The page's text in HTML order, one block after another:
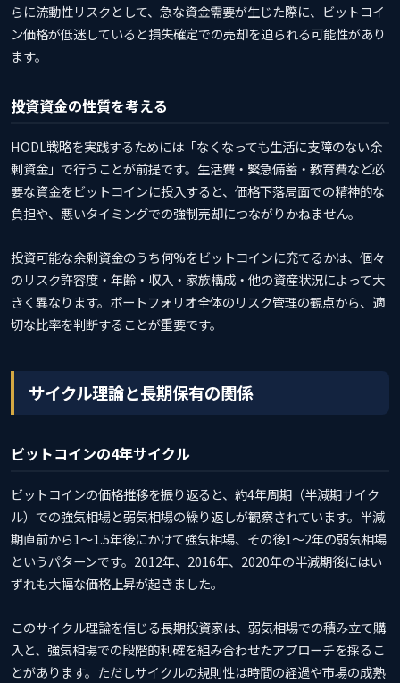
らに流動性リスクとして、急な資金需要が生じた際に、ビットコイ
ン価格が低迷していると損失確定での売却を迫られる可能性があり
ます。
投資資金の性質を考える
HODL戦略を実践するためには「なくなっても生活に支障のない余
剰資金」で行うことが前提です。生活費・緊急備蓄・教育費など必
要な資金をビットコインに投入すると、価格下落局面での精神的な
負担や、悪いタイミングでの強制売却につながりかねません。
投資可能な余剰資金のうち何%をビットコインに充てるかは、個々
のリスク許容度・年齢・収入・家族構成・他の資産状況によって大
きく異なります。ポートフォリオ全体のリスク管理の観点から、適
切な比率を判断することが重要です。
サイクル理論と長期保有の関係
ビットコインの4年サイクル
ビットコインの価格推移を振り返ると、約4年周期（半減期サイク
ル）での強気相場と弱気相場の繰り返しが観察されています。半減
期直前から1〜1.5年後にかけて強気相場、その後1〜2年の弱気相場
というパターンです。2012年、2016年、2020年の半減期後にはい
ずれも大幅な価格上昇が起きました。
このサイクル理論を信じる長期投資家は、弱気相場での積み立て購
入と、強気相場での段階的利確を組み合わせたアプローチを採るこ
とがあります。ただしサイクルの規則性は時間の経過や市場の成熟